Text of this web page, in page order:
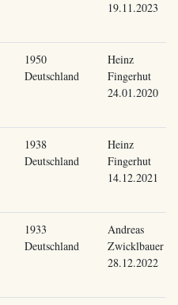
19.11.2023
1950
Deutschland
Heinz
Fingerhut
24.01.2020
1938
Deutschland
Heinz
Fingerhut
14.12.2021
1933
Deutschland
Andreas
Zwicklbauer
28.12.2022